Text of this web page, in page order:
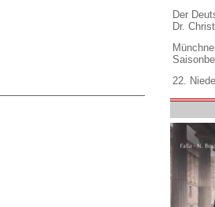
Der
Dr.
22.